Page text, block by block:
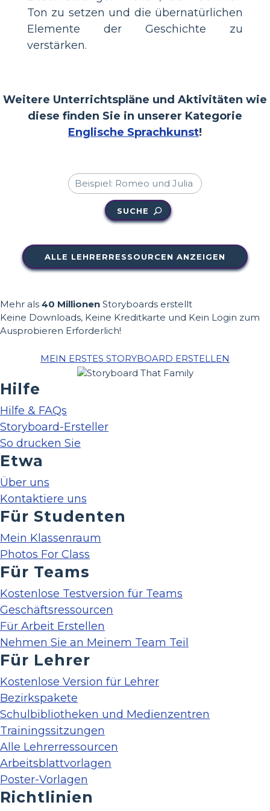
Ton zu setzen und die übernatürlichen
Elemente der Geschichte zu
verstärken.
Weitere Unterrichtspläne und Aktivitäten wie
diese finden Sie in unserer Kategorie
Englische Sprachkunst!
SUCHE
ALLE LEHRERRESSOURCEN ANZEIGEN
Mehr als 40 Millionen Storyboards erstellt
Keine Downloads, Keine Kreditkarte und Kein Login zum
Ausprobieren Erforderlich!
MEIN ERSTES STORYBOARD ERSTELLEN
Hilfe
Hilfe & FAQs
Storyboard-Ersteller
So drucken Sie
Etwa
Über uns
Kontaktiere uns
Für Studenten
Mein Klassenraum
Photos For Class
Für Teams
Kostenlose Testversion für Teams
Geschäftsressourcen
Für Arbeit Erstellen
Nehmen Sie an Meinem Team Teil
Für Lehrer
Kostenlose Version für Lehrer
Bezirkspakete
Schulbibliotheken und Medienzentren
Trainingssitzungen
Alle Lehrerressourcen
Arbeitsblattvorlagen
Poster-Vorlagen
Richtlinien